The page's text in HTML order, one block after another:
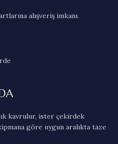
alışveriş imkanı.
kavrulur, ister çekirdek
göre uygun aralıkta taze